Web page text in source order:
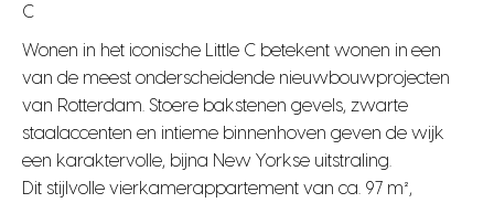
C
Wonen in het iconische Little C betekent wonen in een
van de meest onderscheidende nieuwbouwprojecten
van Rotterdam. Stoere bakstenen gevels, zwarte
staalaccenten en intieme binnenhoven geven de wijk
een karaktervolle, bijna New Yorkse uitstraling.
Dit stijlvolle vierkamerappartement van ca. 97 m²,